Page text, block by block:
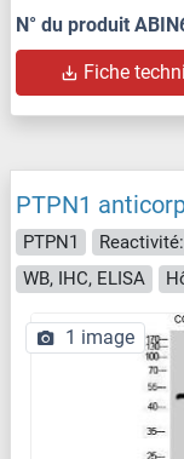
N° du produit
Fiche
PTPN1
PTPN1
WB, IHC, ELISA
1 image